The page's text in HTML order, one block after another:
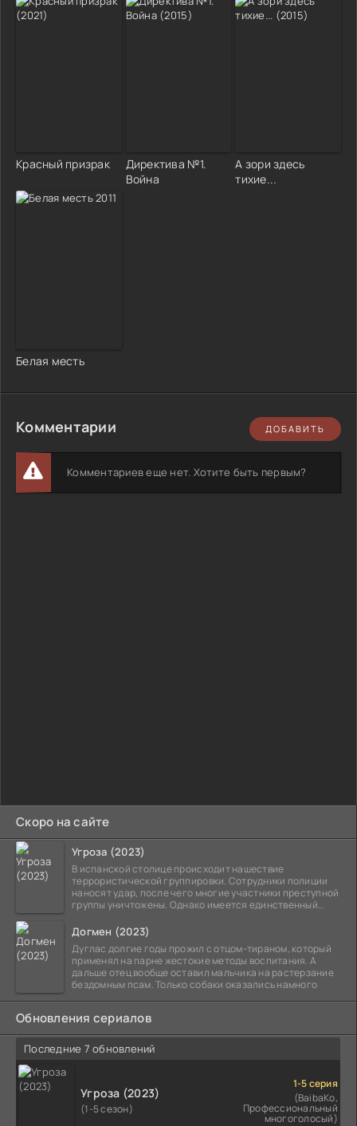
Скоро на сайте
Угроза (2023)
В испанской столице происходит нашествие
террористической группировки. Сотрудники полиции
наносят удар, после чего многие участники преступной
группы уничтожены. Однако имеется единственный
Догмен (2023)
Дуглас долгие годы прожил с отцом-тираном, который
применял на парне жестокие методы воспитания. А
дальше отец вообще оставил мальчика на растерзание
бездомным псам. Только собаки оказались намного
Обновления сериалов
Последние 7 обновлений
Угроза (2023)
(1-5 сезон)
1-5 серия
(BaibaKo,
Профессиональный
многоголосый)
Красный призрак
Директива №1.
Война
А зори здесь
тихие...
Белая месть
Комментарии ДОБАВИТЬ
Комментариев еще нет. Хотите быть первым?